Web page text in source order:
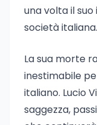
una volta il
società italiana.
La sua morte
inestimabile
italiano. Lucio
saggezza,